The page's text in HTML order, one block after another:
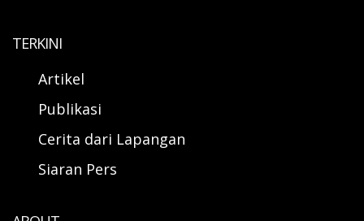
TERKINI
Artikel
Publikasi
Cerita dari Lapangan
Siaran Pers